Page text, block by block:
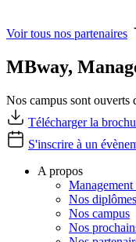
Voir tous nos partenaires
MBway,
Nos campus sont ouverts
Télécharger la
S'inscrire à un
A propos
Nos diplômes
Nos campus
Nos